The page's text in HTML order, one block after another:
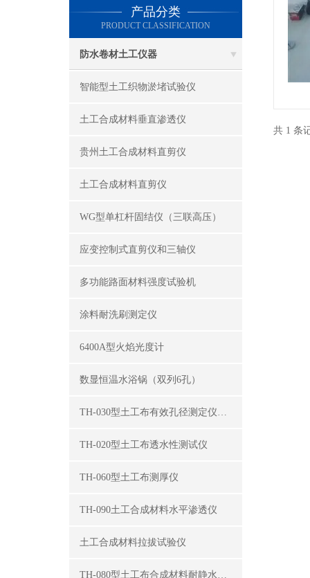
产品分类
PRODUCT CLASSIFICATION
防水卷材土工仪器
智能型土工织物淤堵试验仪
土工合成材料垂直渗透仪
贵州土工合成材料直剪仪
土工合成材料直剪仪
WG型单杠杆固结仪（三联高压）
应变控制式直剪仪和三轴仪
多功能路面材料强度试验机
涂料耐洗刷测定仪
6400A型火焰光度计
数显恒温水浴锅（双列6孔）
TH-030型土工布有效孔径测定仪（湿筛法）
TH-020型土工布透水性测试仪
TH-060型土工布测厚仪
TH-090土工合成材料水平渗透仪
土工合成材料拉拔试验仪
TH-080型土工布合成材料耐静水压测定仪
共 1 条